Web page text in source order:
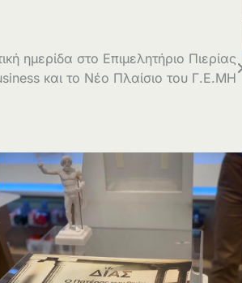
ημερίδα στο Επιμελητήριο Πιερίας
και το Νέο Πλαίσιο του Γ.Ε.ΜΗ